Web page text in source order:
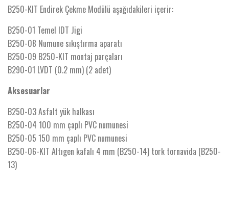
B250-KIT Endirek Çekme Modülü aşağıdakileri içerir:
B250-01 Temel IDT Jigi
B250-08 Numune sıkıştırma aparatı
B250-09 B250-KIT montaj parçaları
B290-01 LVDT (0.2 mm) (2 adet)
Aksesuarlar
B250-03 Asfalt yük halkası
B250-04 100 mm çaplı PVC numunesi
B250-05 150 mm çaplı PVC numunesi
B250-06-KIT Altıgen kafalı 4 mm (B250-14) tork tornavida (B250-
13)